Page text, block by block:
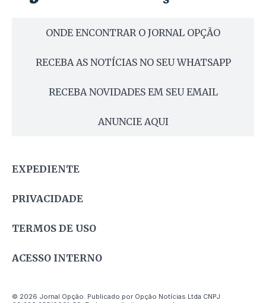
ONDE ENCONTRAR O JORNAL OPÇÃO
RECEBA AS NOTÍCIAS NO SEU WHATSAPP
RECEBA NOVIDADES EM SEU EMAIL
ANUNCIE AQUI
EXPEDIENTE
PRIVACIDADE
TERMOS DE USO
ACESSO INTERNO
© 2026 Jornal Opção. Publicado por Opção Notícias Ltda CNPJ